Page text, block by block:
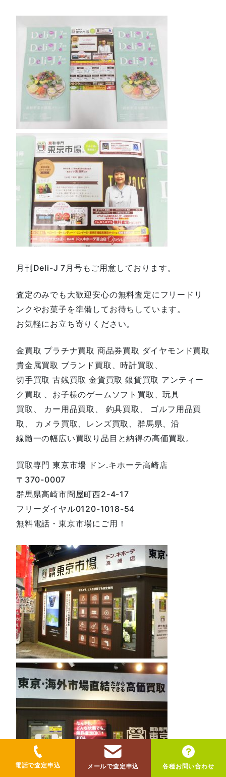
月刊Deli-J 7月号もご用意しております。
査定のみでも大歓迎安心の無料査定にフリードリ
ンクやお菓子を準備してお待ちしています。
お気軽にお立ち寄りください。
金買取 プラチナ買取 商品券買取 ダイヤモンド買取
貴金属買取 ブランド買取、時計買取、
切手買取 古銭買取 金貨買取 銀貨買取 アンティー
ク買取 、お子様のゲームソフト買取、玩具
買取、 カー用品買取、 釣具買取、 ゴルフ用品買
取、 カメラ買取、レンズ買取、群馬県、沿
線髄一の幅広い買取り品目と納得の高価買取。
買取専門 東京市場 ドン.キホーテ高崎店
〒370-0007
群馬県高崎市問屋町西2-4-17
フリーダイヤル0120-1018-54
無料電話・東京市場にご用！
電話で査定申込 メールで査定申込 各種お問い合わせ